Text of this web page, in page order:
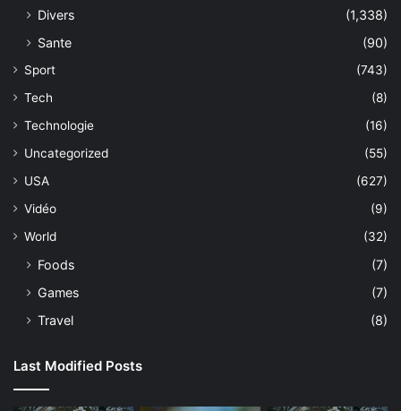
Divers
(1,338)
Sante
(90)
Sport
(743)
Tech
(8)
Technologie
(16)
Uncategorized
(55)
USA
(627)
Vidéo
(9)
World
(32)
Foods
(7)
Games
(7)
Travel
(8)
Last Modified Posts